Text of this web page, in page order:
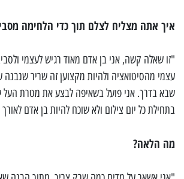
איך אתה מצליח לצלם תוך כדי הלחימה
"זו שאלה קשה, אני בן אדם מאוד רגיש לעצמי
עצמי מהסיטואציה ולהיות מקצוען זה שריר שנבנה
שבא בדרך. אני פועל בשאיפה לבצע את מטרת העל
בתחילת כל יום צילום ולא שוכח להיות בן אדם
מה הלאה?